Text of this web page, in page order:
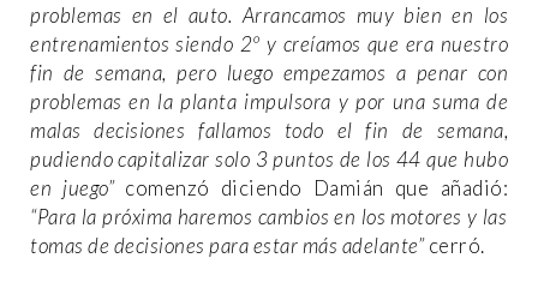
problemas en el auto. Arrancamos muy bien en los
entrenamientos siendo 2º y creíamos que era nuestro
fin de semana, pero luego empezamos a penar con
problemas en la planta impulsora y por una suma de
malas decisiones fallamos todo el fin de semana,
pudiendo capitalizar solo 3 puntos de los 44 que hubo
en juego”comenzó diciendo Damián que añadió:
“Para la próxima haremos cambios en los motores y las
tomas de decisiones para estar más adelante”cerró.